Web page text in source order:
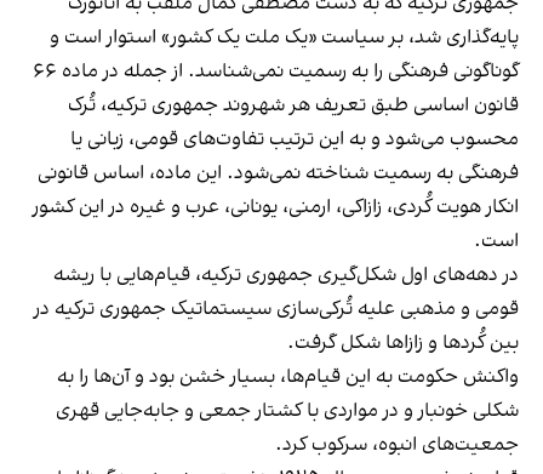
پایه‌گذاری شد، بر سیاست «یک ملت یک کشور» استوار است و
گوناگونی فرهنگی را به رسمیت نمی‌شناسد. از جمله در ماده ۶۶
قانون اساسی طبق تعریف هر شهروند جمهوری ترکیه، تُرک
محسوب می‌شود و به این ترتیب تفاوت‌های قومی، زبانی یا
فرهنگی به رسمیت شناخته نمی‌شود. این ماده، اساس قانونی
انکار هویت کُردی، زازاکی، ارمنی، یونانی، عرب و غیره در این کشور
است.
در دهه‌های اول شکل‌گیری جمهوری ترکیه، قیام‌هایی با ریشه
قومی و مذهبی علیه تُرکی‌سازی سیستماتیک جمهوری ترکیه در
بین کُردها و زازاها شکل گرفت.
واکنش حکومت به این قیام‌ها، بسیار خشن بود و آن‌ها را به
شکلی خونبار و در مواردی با کشتار جمعی و جا‌به‌جایی قهری
جمعیت‌های انبوه، سرکوب کرد.